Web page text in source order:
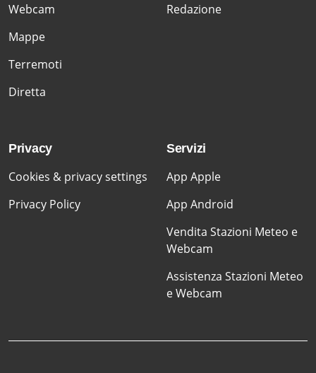
Webcam
Mappe
Terremoti
Diretta
Redazione
Privacy
Cookies & privacy settings
Privacy Policy
Servizi
App Apple
App Android
Vendita Stazioni Meteo e
Webcam
Assistenza Stazioni Meteo
e Webcam